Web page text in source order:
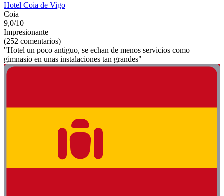
Hotel Coia de Vigo
Coia
9,0/10
Impresionante
(252 comentarios)
"Hotel un poco antiguo, se echan de menos servicios como
gimnasio en unas instalaciones tan grandes"